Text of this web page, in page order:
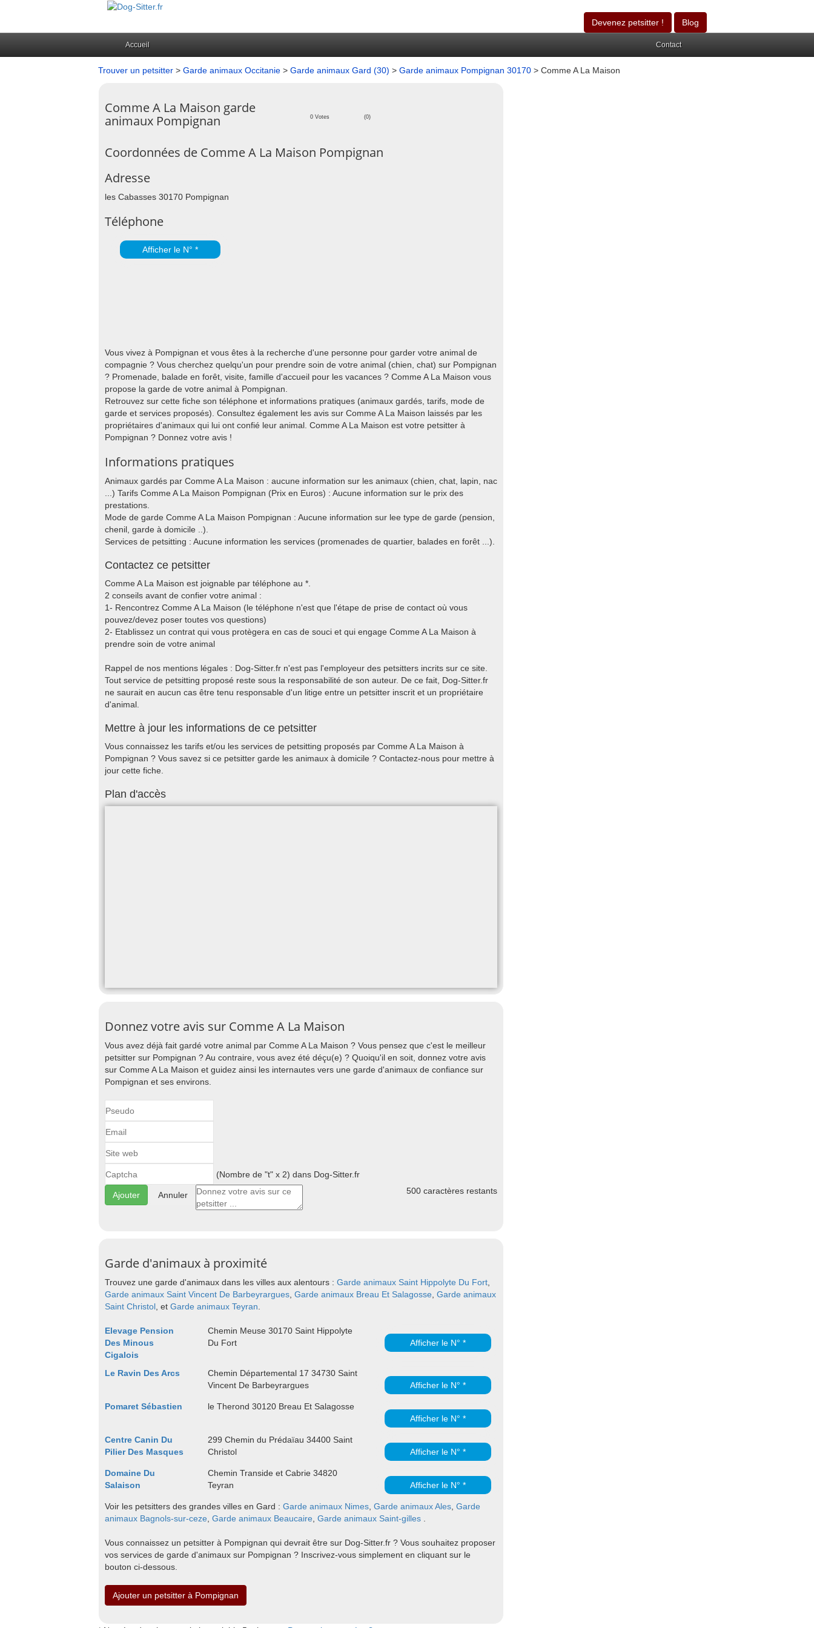
Devenez petsitter ! Blog
Accueil Contact
Trouver un petsitter > Garde animaux Occitanie > Garde animaux Gard (30) > Garde animaux Pompignan 30170 > Comme A La Maison
Comme A La Maison garde
animaux Pompignan
0 Votes (0)
Coordonnées de Comme A La Maison Pompignan
Adresse
les Cabasses 30170 Pompignan
Téléphone
Afficher le N° *
Vous vivez à Pompignan et vous êtes à la recherche d'une personne pour garder votre animal de
compagnie ? Vous cherchez quelqu'un pour prendre soin de votre animal (chien, chat) sur Pompignan
? Promenade, balade en forêt, visite, famille d'accueil pour les vacances ? Comme A La Maison vous
propose la garde de votre animal à Pompignan.
Retrouvez sur cette fiche son téléphone et informations pratiques (animaux gardés, tarifs, mode de
garde et services proposés). Consultez également les avis sur Comme A La Maison laissés par les
propriétaires d'animaux qui lui ont confié leur animal. Comme A La Maison est votre petsitter à
Pompignan ? Donnez votre avis !
Informations pratiques
Animaux gardés par Comme A La Maison : aucune information sur les animaux (chien, chat, lapin, nac
...) Tarifs Comme A La Maison Pompignan (Prix en Euros) : Aucune information sur le prix des
prestations.
Mode de garde Comme A La Maison Pompignan : Aucune information sur lee type de garde (pension,
chenil, garde à domicile ..).
Services de petsitting : Aucune information les services (promenades de quartier, balades en forêt ...).
Contactez ce petsitter
Comme A La Maison est joignable par téléphone au *.
2 conseils avant de confier votre animal :
1- Rencontrez Comme A La Maison (le téléphone n'est que l'étape de prise de contact où vous
pouvez/devez poser toutes vos questions)
2- Etablissez un contrat qui vous protègera en cas de souci et qui engage Comme A La Maison à
prendre soin de votre animal
Rappel de nos mentions légales : Dog-Sitter.fr n'est pas l'employeur des petsitters incrits sur ce site.
Tout service de petsitting proposé reste sous la responsabilité de son auteur. De ce fait, Dog-Sitter.fr
ne saurait en aucun cas être tenu responsable d'un litige entre un petsitter inscrit et un propriétaire
d'animal.
Mettre à jour les informations de ce petsitter
Vous connaissez les tarifs et/ou les services de petsitting proposés par Comme A La Maison à
Pompignan ? Vous savez si ce petsitter garde les animaux à domicile ? Contactez-nous pour mettre à
jour cette fiche.
Plan d'accès
Donnez votre avis sur Comme A La Maison
Vous avez déjà fait gardé votre animal par Comme A La Maison ? Vous pensez que c'est le meilleur
petsitter sur Pompignan ? Au contraire, vous avez été déçu(e) ? Quoiqu'il en soit, donnez votre avis
sur Comme A La Maison et guidez ainsi les internautes vers une garde d'animaux de confiance sur
Pompignan et ses environs.
(Nombre de "t" x 2) dans Dog-Sitter.fr
Annuler 500 caractères restants
Garde d'animaux à proximité
Trouvez une garde d'animaux dans les villes aux alentours : Garde animaux Saint Hippolyte Du Fort
Garde animaux Saint Vincent De Barbeyrargues Garde animaux Breau Et Salagosse Garde animaux
Saint Christol , et Garde animaux Teyran
Elevage Pension
Des Minous
Cigalois
Chemin Meuse 30170 Saint Hippolyte
Du Fort
Afficher le N° *
Le Ravin Des Arcs
Chemin Départemental 17 34730 Saint
Vincent De Barbeyrargues
Afficher le N° *
Pomaret Sébastien
le Therond 30120 Breau Et Salagosse
Afficher le N° *
Centre Canin Du
Pilier Des Masques
299 Chemin du Prédaïau 34400 Saint
Christol
Afficher le N° *
Domaine Du
Salaison
Chemin Transide et Cabrie 34820
Teyran
Afficher le N° *
Voir les petsitters des grandes villes en Gard : Garde animaux Nimes Garde animaux Ales Garde
animaux Bagnols-sur-ceze Garde animaux Beaucaire Garde animaux Saint-gilles
Vous connaissez un petsitter à Pompignan qui devrait être sur Dog-Sitter.fr ? Vous souhaitez proposer
vos services de garde d'animaux sur Pompignan ? Inscrivez-vous simplement en cliquant sur le
bouton ci-dessous.
Ajouter un petsitter à Pompignan